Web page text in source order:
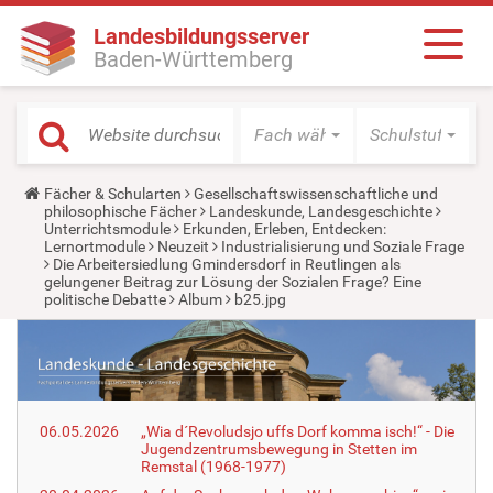
Landesbildungsserver
Baden-Württemberg
Fach wählen Schulstufe
Y
o
u
a
r
e
h
e
:
Fächer & Schularten
Gesellschaftswissenschaftliche und
philosophische Fächer
Landeskunde, Landesgeschichte
Unterrichtsmodule
Erkunden, Erleben, Entdecken:
Lernortmodule
Neuzeit
Industrialisierung und Soziale Frage
Die Arbeitersiedlung Gmindersdorf in Reutlingen als
gelungener Beitrag zur Lösung der Sozialen Frage? Eine
politische Debatte
Album b25.jpg
06.05.2026
„Wia d´Revoludsjo uffs Dorf komma isch!“ - Die
Jugendzentrumsbewegung in Stetten im
Remstal (1968-1977)